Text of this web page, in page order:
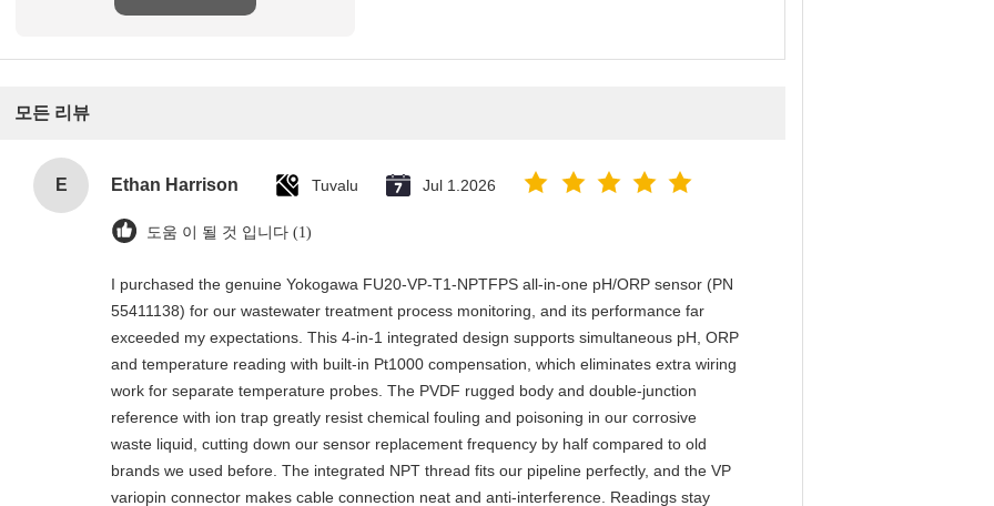
모든 리뷰
E Ethan Harrison Tuvalu Jul 1.2026
도움 이 될 것 입니다 (1)
I purchased the genuine Yokogawa FU20-VP-T1-NPTFPS all-in-one pH/ORP sensor (PN
55411138) for our wastewater treatment process monitoring, and its performance far
exceeded my expectations. This 4-in-1 integrated design supports simultaneous pH, ORP
and temperature reading with built-in Pt1000 compensation, which eliminates extra wiring
work for separate temperature probes. The PVDF rugged body and double-junction
reference with ion trap greatly resist chemical fouling and poisoning in our corrosive
waste liquid, cutting down our sensor replacement frequency by half compared to old
brands we used before. The integrated NPT thread fits our pipeline perfectly, and the VP
variopin connector makes cable connection neat and anti-interference. Readings stay